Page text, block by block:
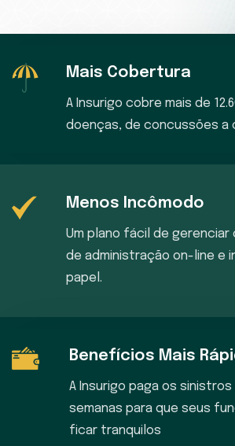
Mais Cobertura
A Insurigo cobre mais de
doenças, de concussões a
Menos Incômodo
Um plano fácil de
de administração on-line e
papel.
Benefícios Mais
A Insurigo paga os sinistros
semanas para que seus
ficar tranquilos